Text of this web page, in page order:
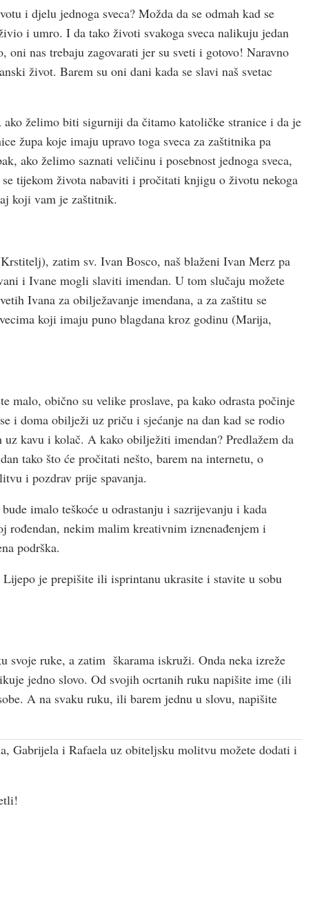
i djelu jednoga sveca? Možda da se odmah kad se
i umro. I da tako životi svakoga sveca nalikuju jedan
nas trebaju zagovarati jer su sveti i gotovo! Naravno
život. Barem su oni dani kada se slavi naš svetac
želimo biti sigurniji da čitamo katoličke stranice i da je
župa koje imaju upravo toga sveca za zaštitnika pa
ako želimo saznati veličinu i posebnost jednoga sveca,
tijekom života nabaviti i pročitati knjigu o životu nekoga
koji vam je zaštitnik.
zatim sv. Ivan Bosco, naš blaženi Ivan Merz pa
i Ivane mogli slaviti imendan. U tom slučaju možete
Ivana za obilježavanje imendana, a za zaštitu se
koji imaju puno blagdana kroz godinu (Marija,
malo, obično su velike proslave, pa kako odrasta počinje
i doma obilježi uz priču i sjećanje na dan kad se rodio
kavu i kolač. A kako obilježiti imendan? Predlažem da
tako što će pročitati nešto, barem na internetu, o
i pozdrav prije spavanja.
imalo teškoće u odrastanju i sazrijevanju i kada
rođendan, nekim malim kreativnim iznenađenjem i
podrška.
je prepišite ili isprintanu ukrasite i stavite u sobu
svoje ruke, a zatim škarama iskruži. Onda neka izreže
jedno slovo. Od svojih ocrtanih ruku napišite ime (ili
A na svaku ruku, ili barem jednu u slovu, napišite
Gabrijela i Rafaela uz obiteljsku molitvu možete dodati i